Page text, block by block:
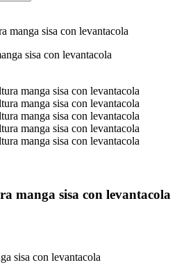
manga sisa con levantacola
manga sisa con levantacola
sisa con levantacola